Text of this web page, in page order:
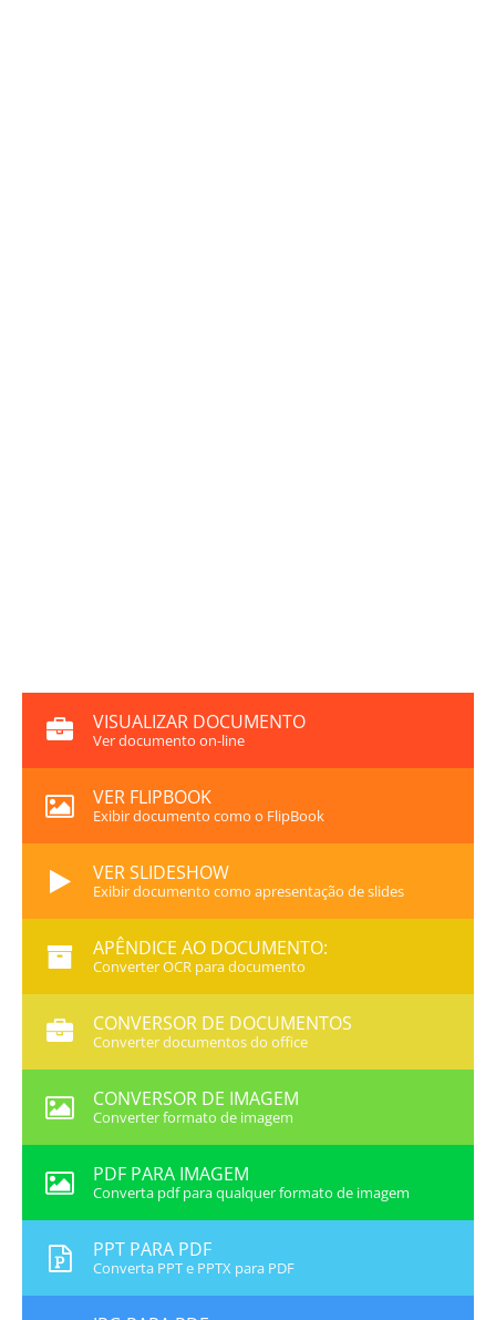
VISUALIZAR DOCUMENTO
Ver documento on-line
VER FLIPBOOK
Exibir documento como o FlipBook
VER SLIDESHOW
Exibir documento como apresentação de slides
APÊNDICE AO DOCUMENTO:
Converter OCR para documento
CONVERSOR DE DOCUMENTOS
Converter documentos do office
CONVERSOR DE IMAGEM
Converter formato de imagem
PDF PARA IMAGEM
Converta pdf para qualquer formato de imagem
PPT PARA PDF
Converta PPT e PPTX para PDF